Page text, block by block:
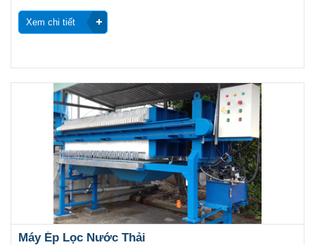
Xem chi tiết
Máy Ép Lọc Nước Thải